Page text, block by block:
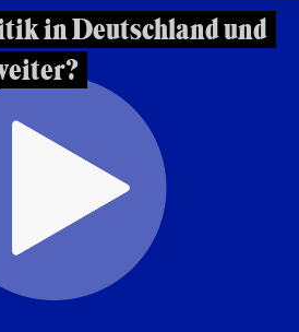
in Deutschland und